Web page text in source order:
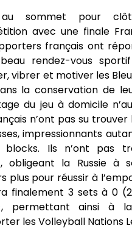
sommet pour
avec une finale
français ont
rendez-vous
vibrer et motiver les
la conservation de
du jeu à domicile
n’ont pas su
impressionnants
blocks. Ils n’ont pas
obligeant la Russie à
plus pour réussir à
finalement 3 sets à 0
permettant ainsi à
les Volleyball Nations